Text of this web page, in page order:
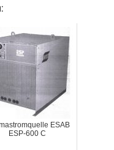
ESAB
ESP-600 C